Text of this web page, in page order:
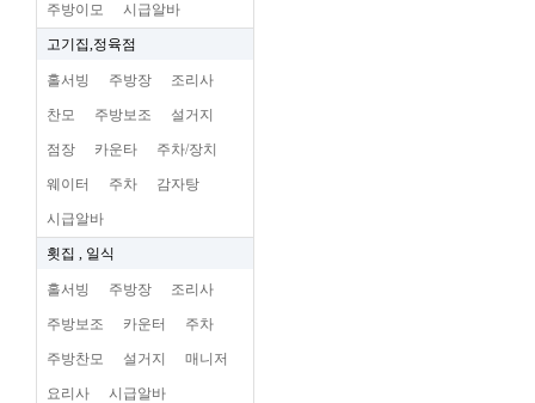
주방이모 시급알바
고기집,정육점
홀서빙 주방장 조리사
찬모 주방보조 설거지
점장 카운타 주차/장치
웨이터 주차 감자탕
시급알바
횟집 , 일식
홀서빙 주방장 조리사
주방보조 카운터 주차
주방찬모 설거지 매니저
요리사 시급알바